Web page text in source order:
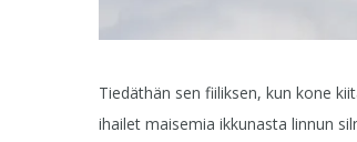
Tiedäthän sen fiiliksen, kun kone
ihailet maisemia ikkunasta linnun